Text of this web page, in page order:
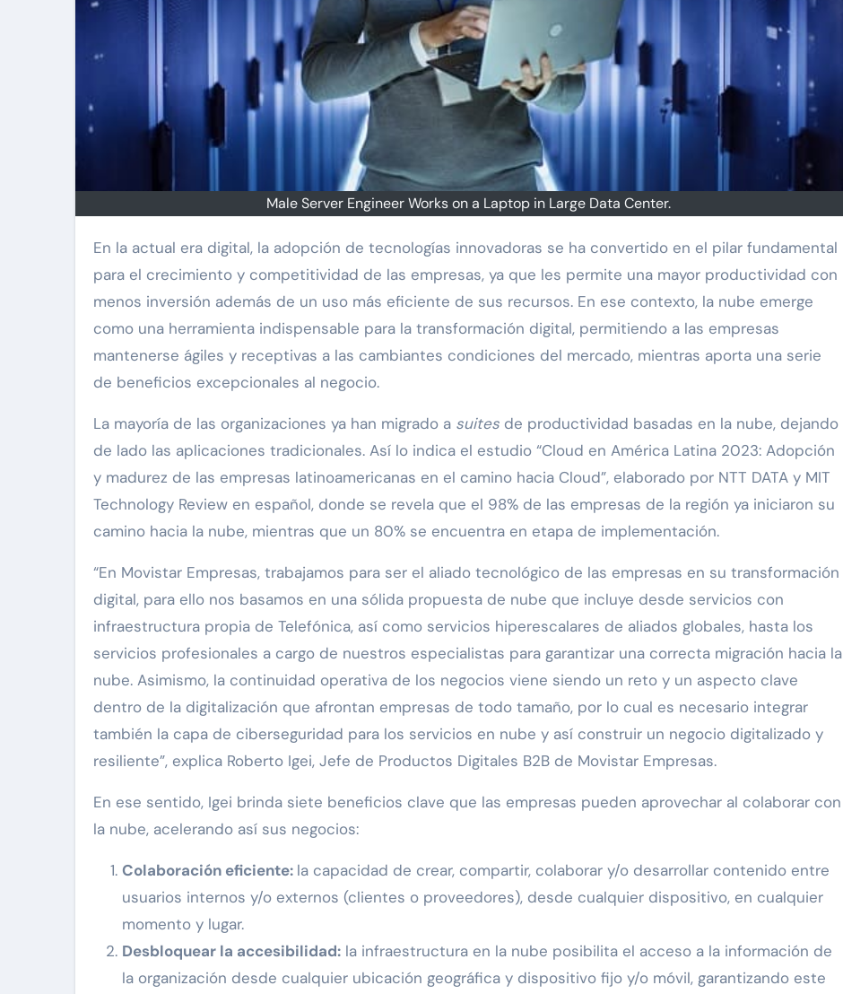
Male Server Engineer Works on a Laptop in Large Data Center.
En la actual era digital, la adopción de tecnologías innovadoras se ha convertido en el pilar fundamental
para el crecimiento y competitividad de las empresas, ya que les permite una mayor productividad con
menos inversión además de un uso más eficiente de sus recursos. En ese contexto, la nube emerge
como una herramienta indispensable para la transformación digital, permitiendo a las empresas
mantenerse ágiles y receptivas a las cambiantes condiciones del mercado, mientras aporta una serie
de beneficios excepcionales al negocio.
La mayoría de las organizaciones ya han migrado a suites de productividad basadas en la nube, dejando
de lado las aplicaciones tradicionales. Así lo indica el estudio “Cloud en América Latina 2023: Adopción
y madurez de las empresas latinoamericanas en el camino hacia Cloud”, elaborado por NTT DATA y MIT
Technology Review en español, donde se revela que el 98% de las empresas de la región ya iniciaron su
camino hacia la nube, mientras que un 80% se encuentra en etapa de implementación.
“En Movistar Empresas, trabajamos para ser el aliado tecnológico de las empresas en su transformación
digital, para ello nos basamos en una sólida propuesta de nube que incluye desde servicios con
infraestructura propia de Telefónica, así como servicios hiperescalares de aliados globales, hasta los
servicios profesionales a cargo de nuestros especialistas para garantizar una correcta migración hacia la
nube. Asimismo, la continuidad operativa de los negocios viene siendo un reto y un aspecto clave
dentro de la digitalización que afrontan empresas de todo tamaño, por lo cual es necesario integrar
también la capa de ciberseguridad para los servicios en nube y así construir un negocio digitalizado y
resiliente”, explica Roberto Igei, Jefe de Productos Digitales B2B de Movistar Empresas.
En ese sentido, Igei brinda siete beneficios clave que las empresas pueden aprovechar al colaborar con
la nube, acelerando así sus negocios:
Colaboración eficiente: la capacidad de crear, compartir, colaborar y/o desarrollar contenido entre
usuarios internos y/o externos (clientes o proveedores), desde cualquier dispositivo, en cualquier
momento y lugar.
Desbloquear la accesibilidad: la infraestructura en la nube posibilita el acceso a la información de
la organización desde cualquier ubicación geográfica y dispositivo fijo y/o móvil, garantizando este